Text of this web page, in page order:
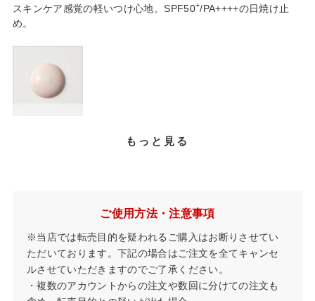
スキンケア感覚の軽いつけ心地。SPF50+/PA++++の日焼け止
め。
もっと見る
ご使用方法・注意事項
※当店では転売目的を疑われるご購入はお断りさせてい
ただいております。下記の場合はご注文を全てキャンセ
ルさせていただきますのでご了承ください。
・複数のアカウントからの注文や数回に分けての注文も